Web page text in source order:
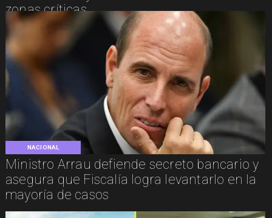
zonas críticas
NACIONAL
Ministro Arrau defiende secreto bancario y
asegura que Fiscalía logra levantarlo en la
mayoría de casos